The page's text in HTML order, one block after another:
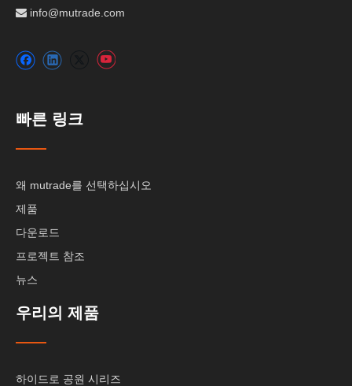
 info@mutrade.com
빠른 링크
왜 mutrade를 선택하십시오
제품
다운로드
프로젝트 참조
뉴스
우리의 제품
하이드로 공원 시리즈